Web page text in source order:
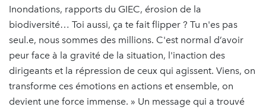
Inondations, rapports du GIEC, érosion de la
biodiversité… Toi aussi, ça te fait flipper ? Tu n'es pas
seul.e, nous sommes des millions. C'est normal d’avoir
peur face à la gravité de la situation, l'inaction des
dirigeants et la répression de ceux qui agissent. Viens, on
transforme ces émotions en actions et ensemble, on
devient une force immense. » Un message qui a trouvé